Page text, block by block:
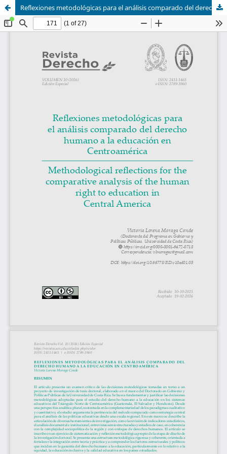
Reflexiones metodológicas para el análisis comparado del derecho humano a la educación en Centroamérica